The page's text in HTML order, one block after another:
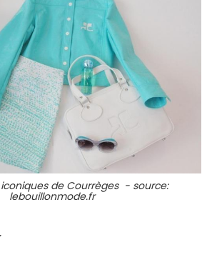
de Courrèges - source:
lebouillonmode.fr